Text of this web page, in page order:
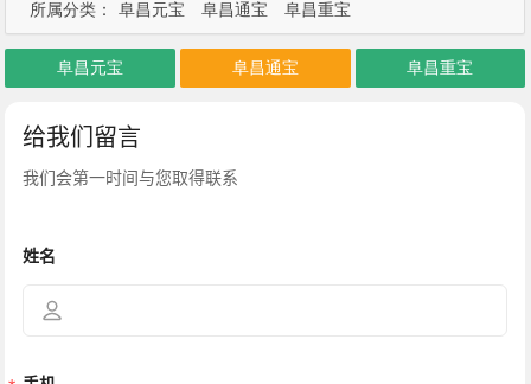
所属分类： 阜昌元宝 阜昌通宝 阜昌重宝
阜昌元宝 阜昌通宝 阜昌重宝